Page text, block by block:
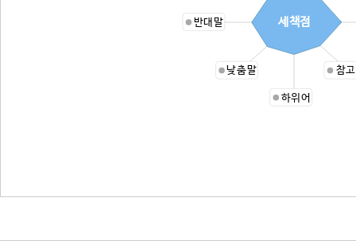
참
하위어
낮춤말
반대말 세책점